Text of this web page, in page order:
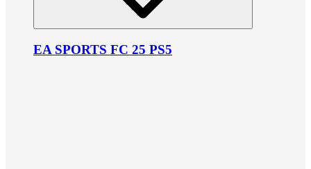
EA SPORTS FC 25 PS5